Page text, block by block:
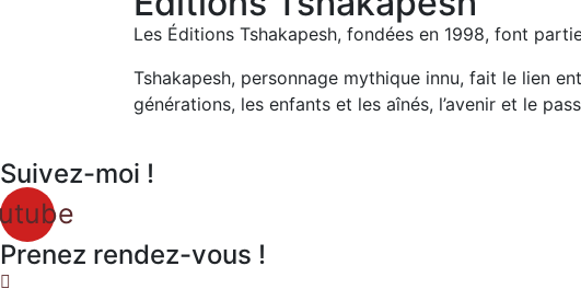
Les Éditions Tshakapesh, fondées en 1998, font
Tshakapesh, personnage mythique innu, fait le lien
générations, les enfants et les aînés, l’avenir et le
Suivez-moi !
Prenez rendez-vous !